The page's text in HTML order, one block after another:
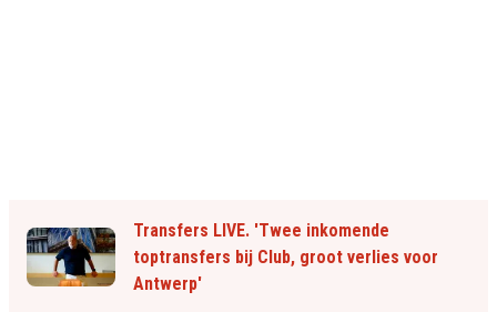
Transfers LIVE. 'Twee inkomende
toptransfers bij Club, groot verlies voor
Antwerp'